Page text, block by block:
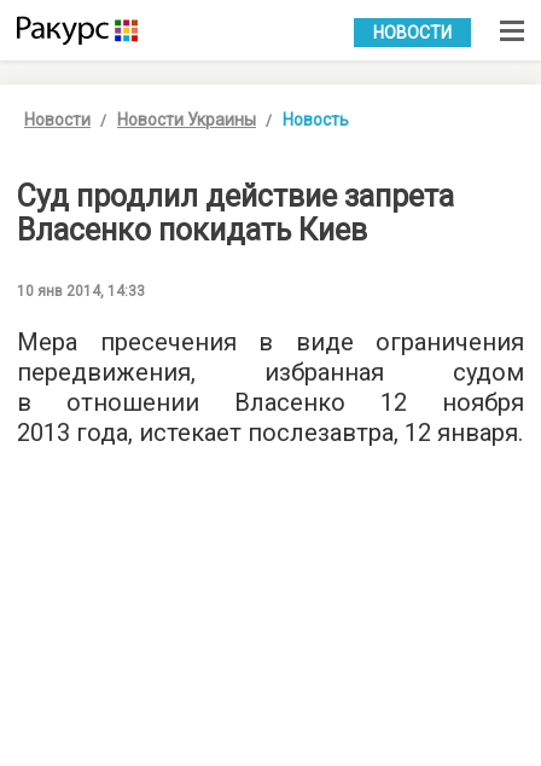
УКР РУС
НОВОСТИ
Новости Новости Украины Новость
Суд продлил действие запрета
Власенко покидать Киев
10 янв 2014, 14:33
Мера пресечения в виде ограничения
передвижения, избранная судом
в отношении Власенко 12 ноября
2013 года, истекает послезавтра, 12 января.